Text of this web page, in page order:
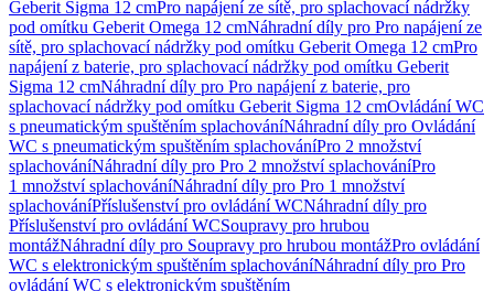
Geberit Sigma 12 cmPro napájení ze sítě, pro splachovací nádržky
pod omítku Geberit Omega 12 cmNáhradní díly pro Pro napájení ze
sítě, pro splachovací nádržky pod omítku Geberit Omega 12 cmPro
napájení z baterie, pro splachovací nádržky pod omítku Geberit
Sigma 12 cmNáhradní díly pro Pro napájení z baterie, pro
splachovací nádržky pod omítku Geberit Sigma 12 cmOvládání WC
s pneumatickým spuštěním splachováníNáhradní díly pro Ovládání
WC s pneumatickým spuštěním splachováníPro 2 množství
splachováníNáhradní díly pro Pro 2 množství splachováníPro
1 množství splachováníNáhradní díly pro Pro 1 množství
splachováníPříslušenství pro ovládání WCNáhradní díly pro
Příslušenství pro ovládání WCSoupravy pro hrubou
montážNáhradní díly pro Soupravy pro hrubou montážPro ovládání
WC s elektronickým spuštěním splachováníNáhradní díly pro Pro
ovládání WC s elektronickým spuštěním